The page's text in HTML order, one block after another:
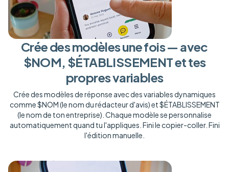
Crée des modèles une fois — avec
$NOM, $ÉTABLISSEMENT et tes
propres variables
Crée des modèles de réponse avec des variables dynamiques
comme $NOM (le nom du rédacteur d'avis) et $ÉTABLISSEMENT
(le nom de ton entreprise). Chaque modèle se personnalise
automatiquement quand tu l'appliques. Fini le copier-coller. Fini
l'édition manuelle.